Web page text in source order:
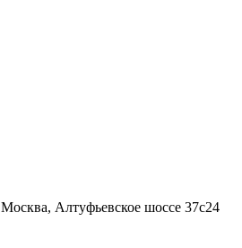
Москва, Алтуфьевское шоссе 37с24